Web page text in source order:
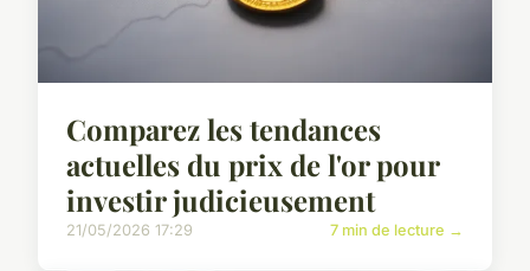
Comparez les tendances
actuelles du prix de l'or pour
investir judicieusement
21/05/2026 17:29 7 min de lecture →